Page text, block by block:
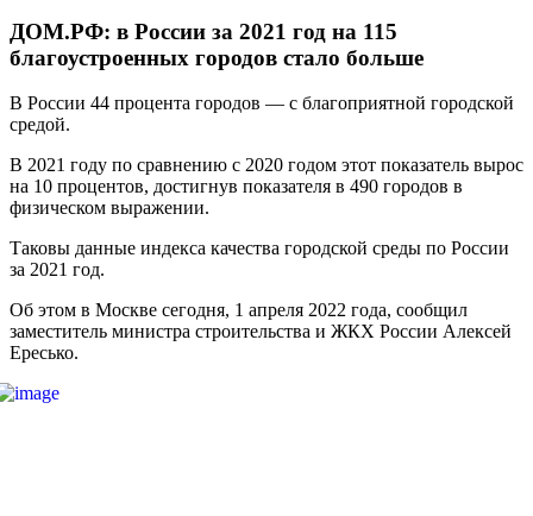
ДОМ.РФ: в России за 2021 год на 115
благоустроенных городов стало больше
В России 44 процента городов — с благоприятной городской
средой.
В 2021 году по сравнению с 2020 годом этот показатель вырос
на 10 процентов, достигнув показателя в 490 городов в
физическом выражении.
Таковы данные индекса качества городской среды по России
за 2021 год.
Об этом в Москве сегодня, 1 апреля 2022 года, сообщил
заместитель министра строительства и ЖКХ России Алексей
Ересько.